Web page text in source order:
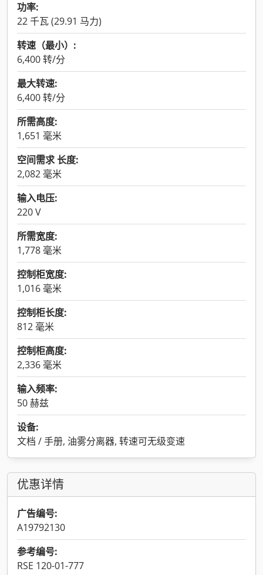
功率:
22 千瓦 (29.91 马力)
转速（最小）:
6,400 转/分
最大转速:
6,400 转/分
所需高度:
1,651 毫米
空间需求 长度:
2,082 毫米
输入电压:
220 V
所需宽度:
1,778 毫米
控制柜宽度:
1,016 毫米
控制柜长度:
812 毫米
控制柜高度:
2,336 毫米
输入频率:
50 赫兹
设备:
文档 / 手册, 油雾分离器, 转速可无级变速
优惠详情
广告编号:
A19792130
参考编号:
RSE 120-01-777